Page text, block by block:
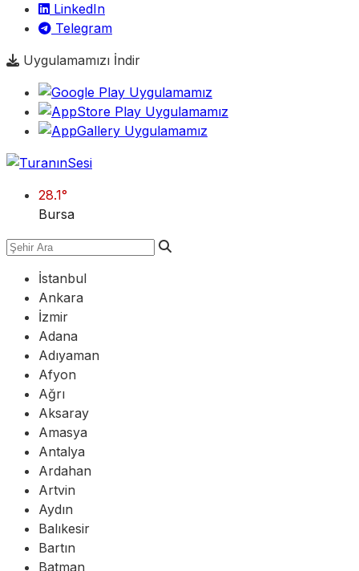
LinkedIn
Telegram
Uygulamamızı İndir
28.1°
Bursa
İstanbul
Ankara
İzmir
Adana
Adıyaman
Afyon
Ağrı
Aksaray
Amasya
Antalya
Ardahan
Artvin
Aydın
Balıkesir
Bartın
Batman